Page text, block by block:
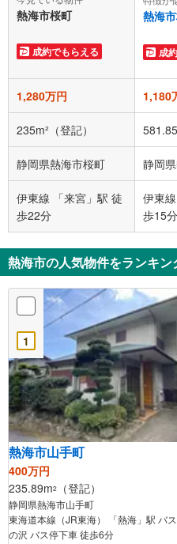
熱海市桜町
成約でもらえる
熱海
成
1,280万円 1,180
235m²（登記）
静岡県熱海市桜町 静岡
伊東線 「来宮」駅 徒
歩22分
伊東
歩15分
熱海市の人気物件をランキン
1
熱海市山手町
400万円
235.89m2 （登記）
静岡県熱海市山手町
東海道本線（JR東海） 「熱海」駅 バ
の沢 バス停下車 徒歩6分